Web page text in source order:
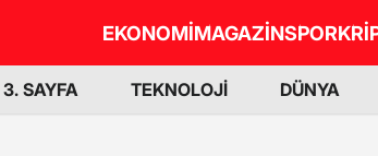
EKONOMİMAGAZİNSPOR
3. SAYFA TEKNOLOJİ DÜNYA